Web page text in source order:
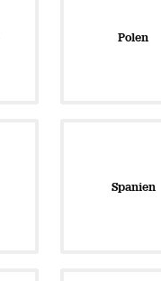
Polen
Spanien